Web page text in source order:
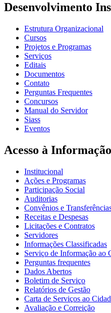
Desenvolvimento
Estrutura Organizacional
Cursos
Projetos e Programas
Serviços
Editais
Documentos
Contato
Perguntas Frequentes
Concursos
Manual do Servidor
Siass
Eventos
Acesso à Informação
Institucional
Ações e Programas
Participação Social
Auditorias
Convênios e
Receitas e Despesas
Licitações e Contratos
Servidores
Informações Classificadas
Serviço de Informação ao
Perguntas frequentes
Dados Abertos
Boletim de Serviço
Relatórios de Gestão
Carta de Serviços ao
Avaliação e Correição